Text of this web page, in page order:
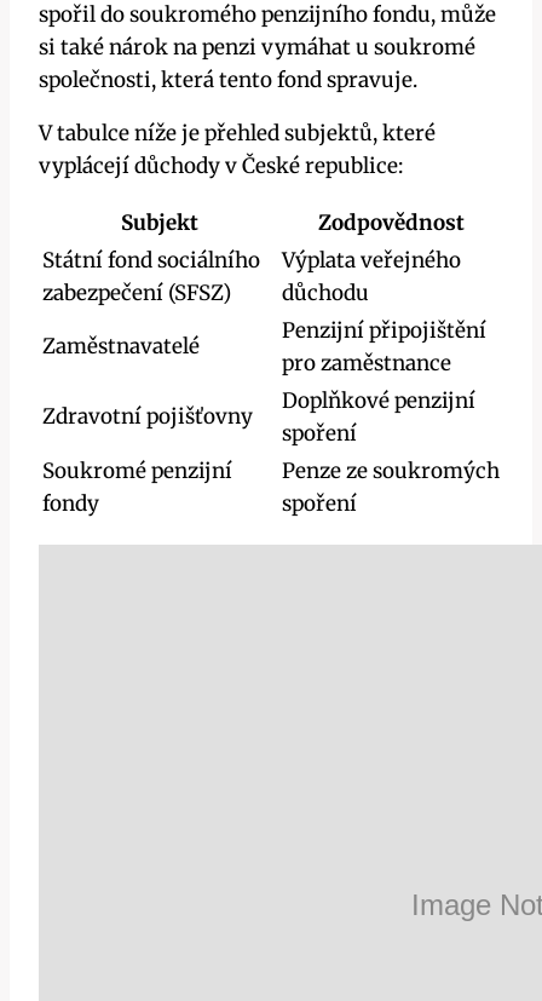
spořil do soukromého penzijního fondu, může
si také nárok na penzi vymáhat u soukromé
společnosti, která tento fond spravuje.
V tabulce níže je přehled subjektů, které
vyplácejí důchody v České republice:
Subjekt
Zodpovědnost
Státní fond sociálního
zabezpečení (SFSZ)
Výplata veřejného
důchodu
Zaměstnavatelé
Penzijní připojištění
pro zaměstnance
Zdravotní pojišťovny
Doplňkové penzijní
spoření
Soukromé penzijní
fondy
Penze ze soukromých
spoření